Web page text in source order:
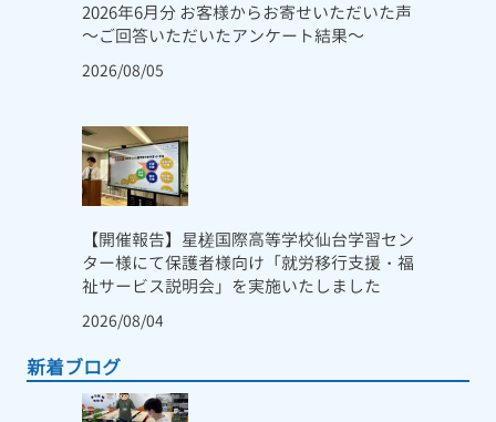
2026年6月分 お客様からお寄せいただいた声
～ご回答いただいたアンケート結果～
2026/08/05
【開催報告】星槎国際高等学校仙台学習セン
ター様にて保護者様向け「就労移行支援・福
祉サービス説明会」を実施いたしました
2026/08/04
新着ブログ